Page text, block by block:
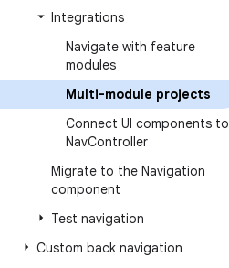
Integrations
Navigate with feature
modules
Multi-module projects
Connect UI components to
NavController
Migrate to the Navigation
component
Test navigation
Custom back navigation